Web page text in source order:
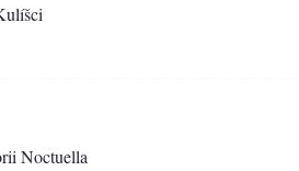
Noctuella